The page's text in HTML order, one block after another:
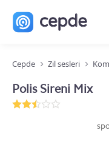
Cepde Zil sesleri
Polis Sireni Mix